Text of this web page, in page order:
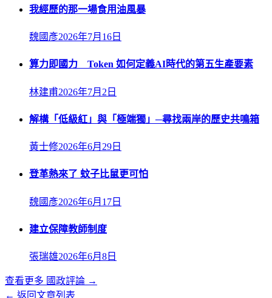
我經歷的那一場食用油風暴
魏國彥2026年7月16日
算力即國力 Token 如何定義AI時代的第五生產要素
林建甫2026年7月2日
解構「低級紅」與「極端獨」─尋找兩岸的歷史共鳴箱
黃士修2026年6月29日
登革熱來了 蚊子比鼠更可怕
魏國彥2026年6月17日
建立保障教師制度
張瑞雄2026年6月8日
查看更多 國政評論 →
← 返回文章列表